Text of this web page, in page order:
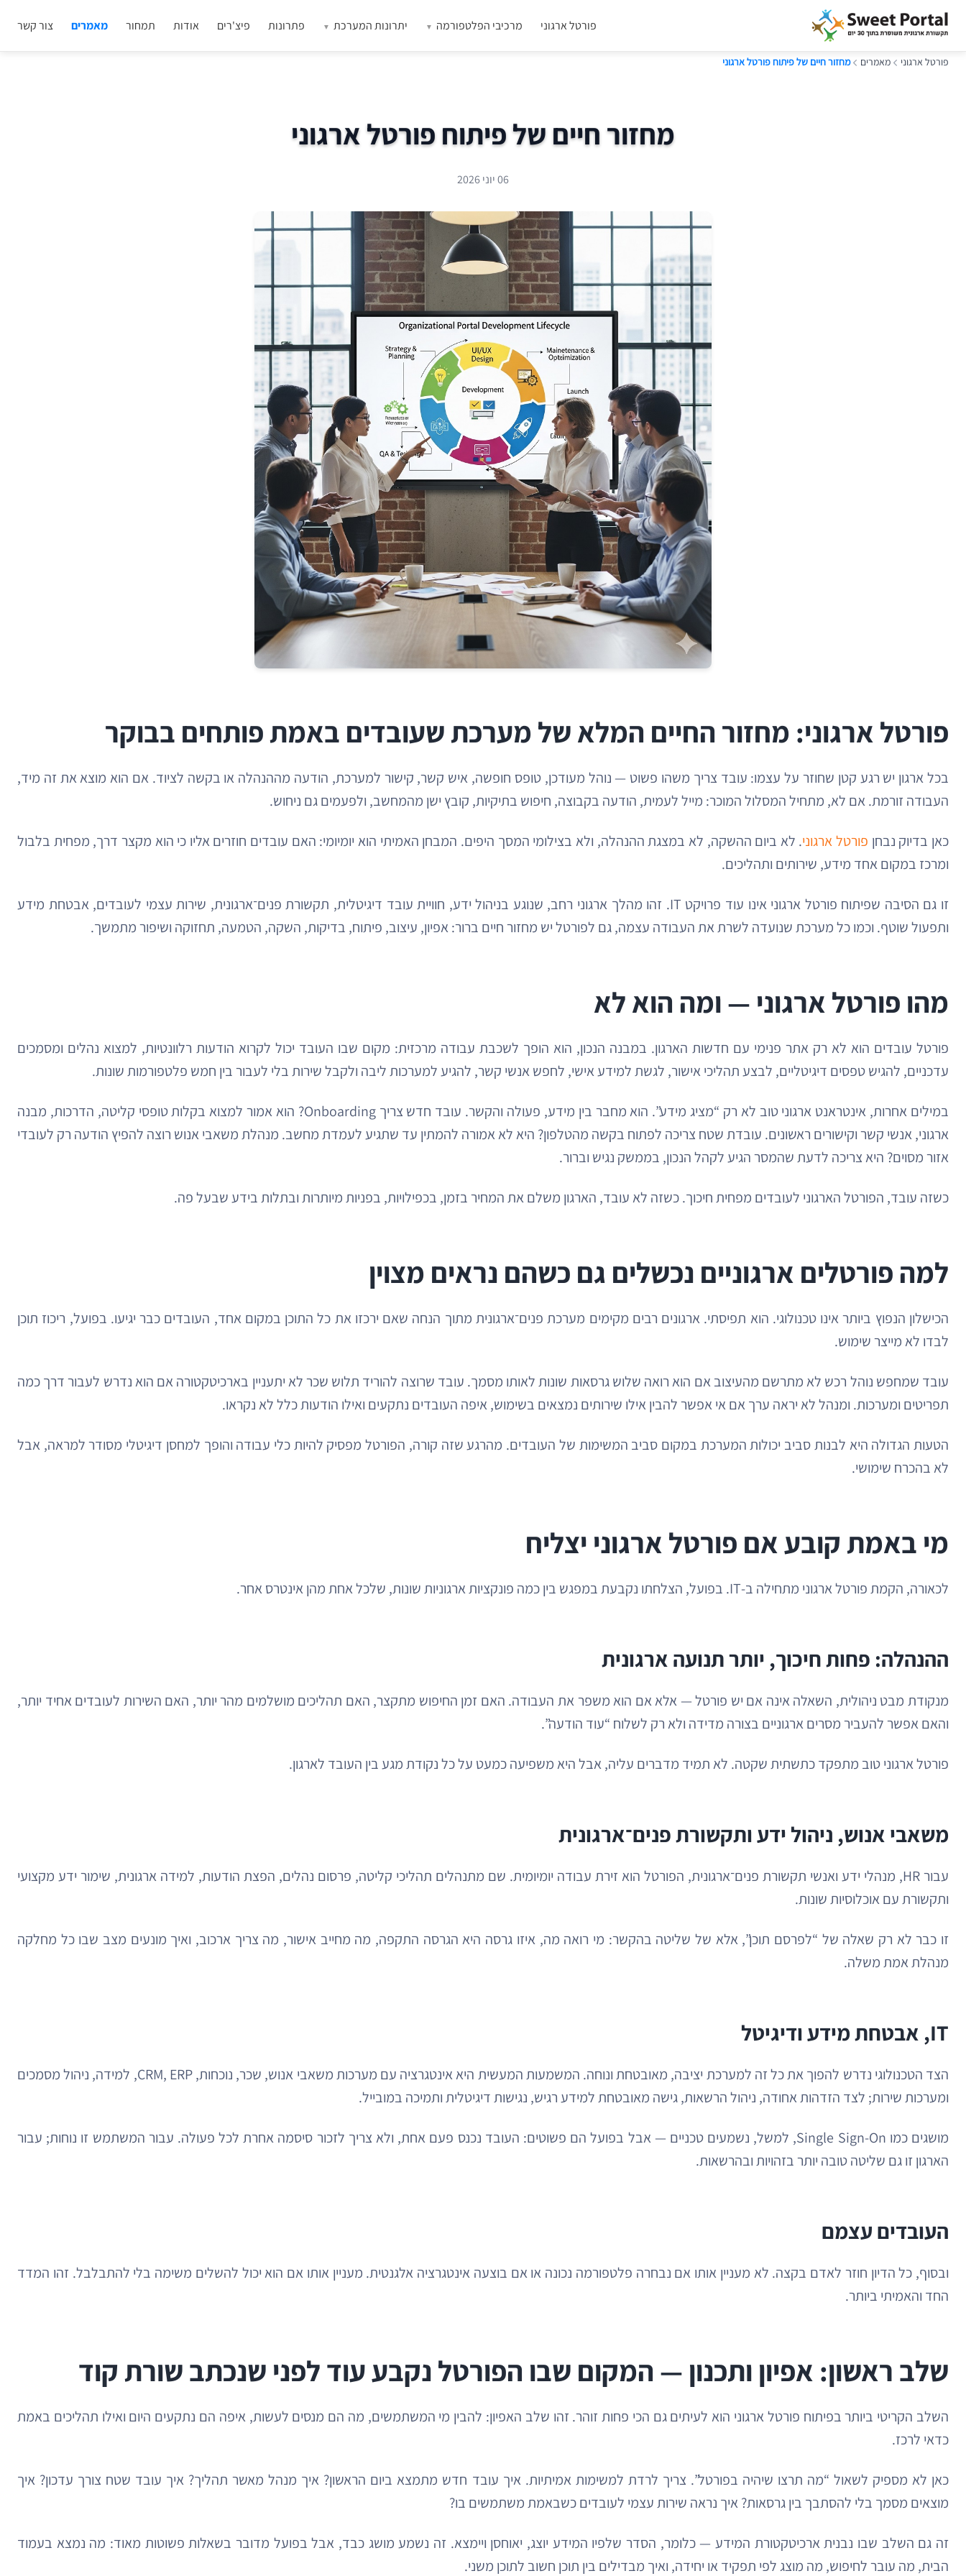
פורטל ארגוני מרכיבי הפלטפורמה יתרונות המערכת פתרונות פיצ'רים אודות תמחור מאמרים צור קשר
פורטל ארגוני מאמרים מחזור חיים של פיתוח פורטל ארגוני
מחזור חיים של פיתוח פורטל ארגוני
06 יוני 2026
פורטל ארגוני: מחזור החיים המלא של מערכת שעובדים באמת פותחים בבוקר
בכל ארגון יש רגע קטן שחוזר על עצמו: עובד צריך משהו פשוט — נוהל מעודכן, טופס חופשה, איש קשר, קישור למערכת, הודעה מההנהלה או בקשה לציוד. אם הוא מוצא את זה מיד,
העבודה זורמת. אם לא, מתחיל המסלול המוכר: מייל לעמית, הודעה בקבוצה, חיפוש בתיקיות, קובץ ישן מהמחשב, ולפעמים גם ניחוש.
כאן בדיוק נבחן פורטל ארגוני. לא ביום ההשקה, לא במצגת ההנהלה, ולא בצילומי המסך היפים. המבחן האמיתי הוא יומיומי: האם עובדים חוזרים אליו כי הוא מקצר דרך, מפחית בלבול
ומרכז במקום אחד מידע, שירותים ותהליכים.
זו גם הסיבה שפיתוח פורטל ארגוני אינו עוד פרויקט IT. זהו מהלך ארגוני רחב, שנוגע בניהול ידע, חוויית עובד דיגיטלית, תקשורת פנים־ארגונית, שירות עצמי לעובדים, אבטחת מידע
ותפעול שוטף. וכמו כל מערכת שנועדה לשרת את העבודה עצמה, גם לפורטל יש מחזור חיים ברור: אפיון, עיצוב, פיתוח, בדיקות, השקה, הטמעה, תחזוקה ושיפור מתמשך.
מהו פורטל ארגוני — ומה הוא לא
פורטל עובדים הוא לא רק אתר פנימי עם חדשות הארגון. במבנה הנכון, הוא הופך לשכבת עבודה מרכזית: מקום שבו העובד יכול לקרוא הודעות רלוונטיות, למצוא נהלים ומסמכים
עדכניים, להגיש טפסים דיגיטליים, לבצע תהליכי אישור, לגשת למידע אישי, לחפש אנשי קשר, להגיע למערכות ליבה ולקבל שירות בלי לעבור בין חמש פלטפורמות שונות.
במילים אחרות, אינטראנט ארגוני טוב לא רק “מציג מידע”. הוא מחבר בין מידע, פעולה והקשר. עובד חדש צריך Onboarding? הוא אמור למצוא בקלות טופסי קליטה, הדרכות, מבנה
ארגוני, אנשי קשר וקישורים ראשונים. עובדת שטח צריכה לפתוח בקשה מהטלפון? היא לא אמורה להמתין עד שתגיע לעמדת מחשב. מנהלת משאבי אנוש רוצה להפיץ הודעה רק לעובדי
אזור מסוים? היא צריכה לדעת שהמסר הגיע לקהל הנכון, בממשק נגיש וברור.
כשזה עובד, הפורטל הארגוני לעובדים מפחית חיכוך. כשזה לא עובד, הארגון משלם את המחיר בזמן, בכפילויות, בפניות מיותרות ובתלות בידע שבעל פה.
למה פורטלים ארגוניים נכשלים גם כשהם נראים מצוין
הכישלון הנפוץ ביותר אינו טכנולוגי. הוא תפיסתי. ארגונים רבים מקימים מערכת פנים־ארגונית מתוך הנחה שאם ירכזו את כל התוכן במקום אחד, העובדים כבר יגיעו. בפועל, ריכוז תוכן
לבדו לא מייצר שימוש.
עובד שמחפש נוהל רכש לא מתרשם מהעיצוב אם הוא רואה שלוש גרסאות שונות לאותו מסמך. עובד שרוצה להוריד תלוש שכר לא יתעניין בארכיטקטורה אם הוא נדרש לעבור דרך כמה
תפריטים ומערכות. ומנהל לא יראה ערך אם אי אפשר להבין אילו שירותים נמצאים בשימוש, איפה העובדים נתקעים ואילו הודעות כלל לא נקראו.
הטעות הגדולה היא לבנות סביב יכולות המערכת במקום סביב המשימות של העובדים. מהרגע שזה קורה, הפורטל מפסיק להיות כלי עבודה והופך למחסן דיגיטלי מסודר למראה, אבל
לא בהכרח שימושי.
מי באמת קובע אם פורטל ארגוני יצליח
לכאורה, הקמת פורטל ארגוני מתחילה ב-IT. בפועל, הצלחתו נקבעת במפגש בין כמה פונקציות ארגוניות שונות, שלכל אחת מהן אינטרס אחר.
ההנהלה: פחות חיכוך, יותר תנועה ארגונית
מנקודת מבט ניהולית, השאלה אינה אם יש פורטל — אלא אם הוא משפר את העבודה. האם זמן החיפוש מתקצר, האם תהליכים מושלמים מהר יותר, האם השירות לעובדים אחיד יותר,
והאם אפשר להעביר מסרים ארגוניים בצורה מדידה ולא רק לשלוח “עוד הודעה”.
פורטל ארגוני טוב מתפקד כתשתית שקטה. לא תמיד מדברים עליה, אבל היא משפיעה כמעט על כל נקודת מגע בין העובד לארגון.
משאבי אנוש, ניהול ידע ותקשורת פנים־ארגונית
עבור HR, מנהלי ידע ואנשי תקשורת פנים־ארגונית, הפורטל הוא זירת עבודה יומיומית. שם מתנהלים תהליכי קליטה, פרסום נהלים, הפצת הודעות, למידה ארגונית, שימור ידע מקצועי
ותקשורת עם אוכלוסיות שונות.
זו כבר לא רק שאלה של “לפרסם תוכן”, אלא של שליטה בהקשר: מי רואה מה, איזו גרסה היא הגרסה התקפה, מה מחייב אישור, מה צריך ארכוב, ואיך מונעים מצב שבו כל מחלקה
מנהלת אמת משלה.
IT, אבטחת מידע ודיגיטל
הצד הטכנולוגי נדרש להפוך את כל זה למערכת יציבה, מאובטחת ונוחה. המשמעות המעשית היא אינטגרציה עם מערכות משאבי אנוש, שכר, נוכחות, CRM, ERP, למידה, ניהול מסמכים
ומערכות שירות; לצד הזדהות אחודה, ניהול הרשאות, גישה מאובטחת למידע רגיש, נגישות דיגיטלית ותמיכה במובייל.
מושגים כמו Single Sign-On, למשל, נשמעים טכניים — אבל בפועל הם פשוטים: העובד נכנס פעם אחת, ולא צריך לזכור סיסמה אחרת לכל פעולה. עבור המשתמש זו נוחות; עבור
הארגון זו גם שליטה טובה יותר בזהויות ובהרשאות.
העובדים עצמם
ובסוף, כל הדיון חוזר לאדם בקצה. לא מעניין אותו אם נבחרה פלטפורמה נכונה או אם בוצעה אינטגרציה אלגנטית. מעניין אותו אם הוא יכול להשלים משימה בלי להתבלבל. זהו המדד
החד והאמיתי ביותר.
שלב ראשון: אפיון ותכנון — המקום שבו הפורטל נקבע עוד לפני שנכתב שורת קוד
השלב הקריטי ביותר בפיתוח פורטל ארגוני הוא לעיתים גם הכי פחות זוהר. זהו שלב האפיון: להבין מי המשתמשים, מה הם מנסים לעשות, איפה הם נתקעים היום ואילו תהליכים באמת
כדאי לרכז.
כאן לא מספיק לשאול “מה תרצו שיהיה בפורטל”. צריך לרדת למשימות אמיתיות. איך עובד חדש מתמצא ביום הראשון? איך מנהל מאשר תהליך? איך עובד שטח צורך עדכון? איך
מוצאים מסמך בלי להסתבך בין גרסאות? איך נראה שירות עצמי לעובדים כשבאמת משתמשים בו?
זה גם השלב שבו נבנית ארכיטקטורת המידע — כלומר, הסדר שלפיו המידע יוצג, יאוחסן ויימצא. זה נשמע מושג כבד, אבל בפועל מדובר בשאלות פשוטות מאוד: מה נמצא בעמוד
הבית, מה עובר לחיפוש, מה מוצג לפי תפקיד או יחידה, ואיך מבדילים בין תוכן חשוב לתוכן משני.